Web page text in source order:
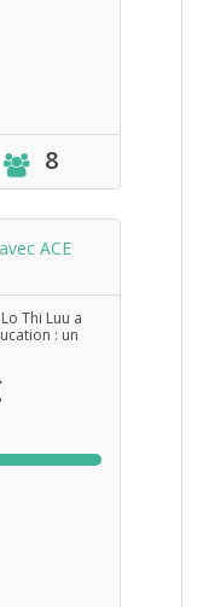
8
ACE
Thi Luu a
: un